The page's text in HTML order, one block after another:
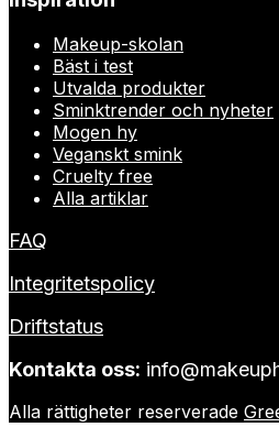
Makeup-skolan
Bäst i test
Utvalda produkter
Sminktrender och nyheter
Mogen hy
Veganskt smink
Cruelty free
Alla artiklar
FAQ
Integritetspolicy
Driftstatus
Kontakta oss:
Alla rättigheter reserverade